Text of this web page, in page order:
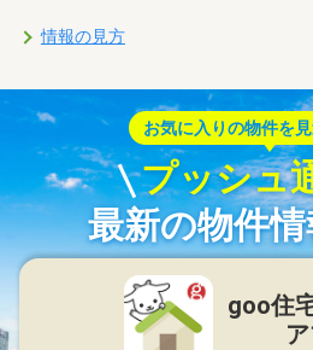
情報の見方
お気に入りの物件を見
プッシュ
最新の物件
goo住